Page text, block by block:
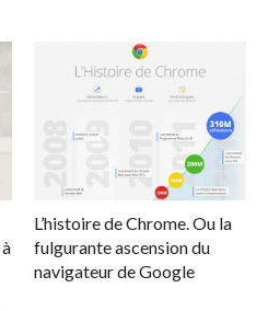
L’histoire de Chrome. Ou la
fulgurante ascension du
navigateur de Google